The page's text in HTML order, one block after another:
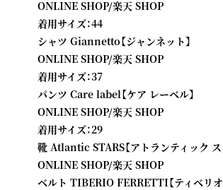
ONLINE SHOP/楽天 SHOP
着用サイズ：44
シャツ Giannetto【ジャンネット】
ONLINE SHOP/楽天 SHOP
着用サイズ：37
パンツ Care label【ケア レーベル】
ONLINE SHOP/楽天 SHOP
着用サイズ：29
靴 Atlantic STARS【アトランティック ス
ONLINE SHOP/楽天 SHOP
ベルト TIBERIO FERRETTI【ティベリオ